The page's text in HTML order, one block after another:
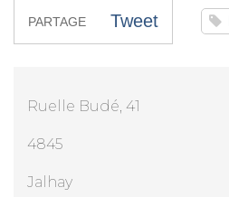
PARTAGE Tweet
Ruelle Budé, 41
4845
Jalhay